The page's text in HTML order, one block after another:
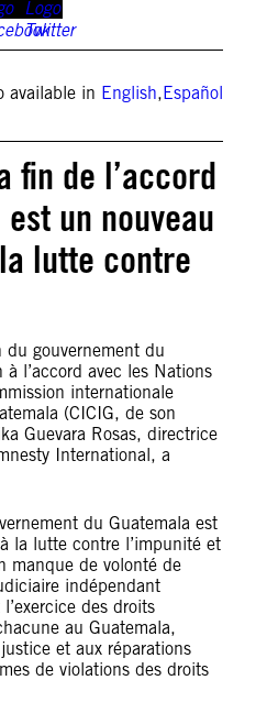
available in English,Español
fin de l’accord
un nouveau
lutte contre
du gouvernement du
l’accord avec les Nations
internationale
(CICIG, de son
Guevara Rosas, directrice
International, a
du Guatemala est
la lutte contre l’impunité et
manque de volonté de
indépendant
des droits
au Guatemala,
et aux réparations
de violations des droits